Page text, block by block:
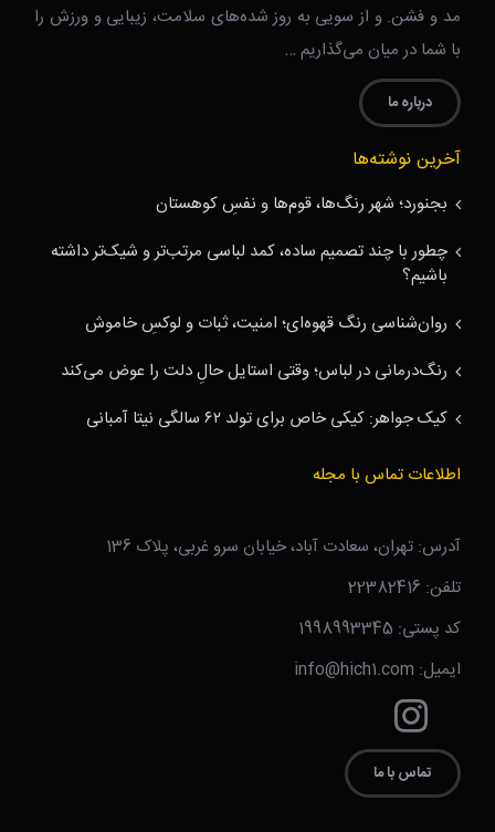
مد و فشن. و از سویی به روز شده‌های سلامت، زیبایی و ورزش را
با شما در میان می‌گذاریم …
درباره ما
آخرین نوشته‌ها
بجنورد؛ شهر رنگ‌ها، قوم‌ها و نفسِ کوهستان
چطور با چند تصمیم ساده، کمد لباسی مرتب‌تر و شیک‌تر داشته
باشیم؟
روان‌شناسی رنگ قهوه‌ای؛ امنیت، ثبات و لوکسِ خاموش
رنگ‌درمانی در لباس؛ وقتی استایل حالِ دلت را عوض می‌کند
کیک جواهر: کیکی خاص برای تولد ۶۲ سالگی نیتا آمبانی
اطلاعات تماس با مجله
آدرس: تهران، سعادت آباد، خیابان سرو غربی، پلاک 136
تلفن: 22382416
کد پستی: 1998993345
ایمیل: info@hich1.com
تماس با ما